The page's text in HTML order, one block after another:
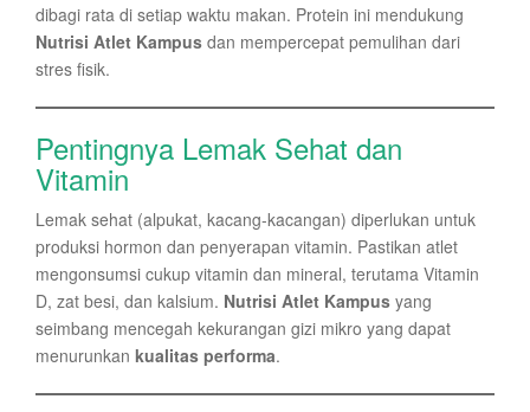
dibagi rata di setiap waktu makan. Protein ini mendukung
Nutrisi Atlet Kampus dan mempercepat pemulihan dari
stres fisik.
Pentingnya Lemak Sehat dan
Vitamin
Lemak sehat (alpukat, kacang-kacangan) diperlukan untuk
produksi hormon dan penyerapan vitamin. Pastikan atlet
mengonsumsi cukup vitamin dan mineral, terutama Vitamin
D, zat besi, dan kalsium. Nutrisi Atlet Kampus yang
seimbang mencegah kekurangan gizi mikro yang dapat
menurunkan kualitas performa.